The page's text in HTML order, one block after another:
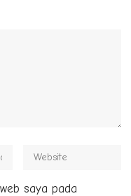
saya pada